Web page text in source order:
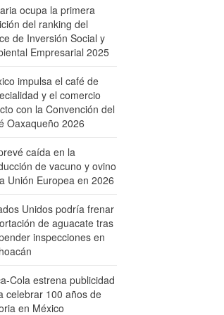
ocupa la primera
del ranking del
de Inversión Social y
Empresarial 2025
impulsa el café de
y el comercio
con la Convención del
Oaxaqueño 2026
caída en la
de vacuno y ovino
Unión Europea en 2026
Unidos podría frenar
de aguacate tras
inspecciones en
Cola estrena publicidad
celebrar 100 años de
en México